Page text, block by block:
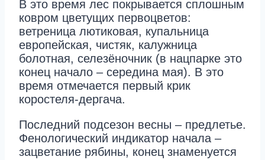
В это время лес покрывается сплошным
ковром цветущих первоцветов:
ветреница лютиковая, купальница
европейская, чистяк, калужница
болотная, селезёночник (в нацпарке это
конец начало – середина мая). В это
время отмечается первый крик
коростеля-дергача.
Последний подсезон весны – предлетье.
Фенологический индикатор начала –
зацветание рябины, конец знаменуется